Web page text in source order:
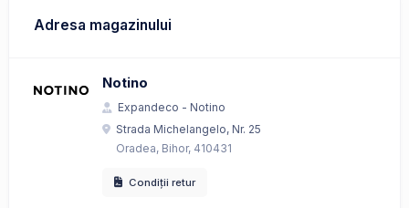
Adresa magazinului
Notino
Expandeco - Notino
Strada Michelangelo, Nr. 25
Oradea, Bihor, 410431
Condiții retur